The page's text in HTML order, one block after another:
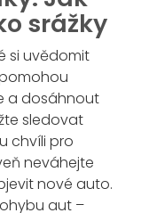
srážky
si uvědomit
a dosáhnout
sledovat
chvíli pro
neváhejte
nové auto.
aut –